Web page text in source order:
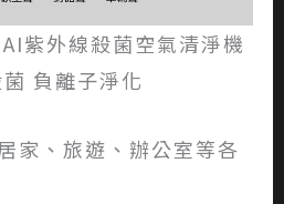
AI紫外線殺菌空氣清淨機
負離子淨化
家、旅遊、辦公室等各